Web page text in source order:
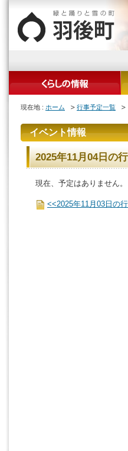
現在地 : ホーム 行事予定一覧
イベント情報
2025年11月04日の
現在、予定はありません。
<<2025年11月03日の